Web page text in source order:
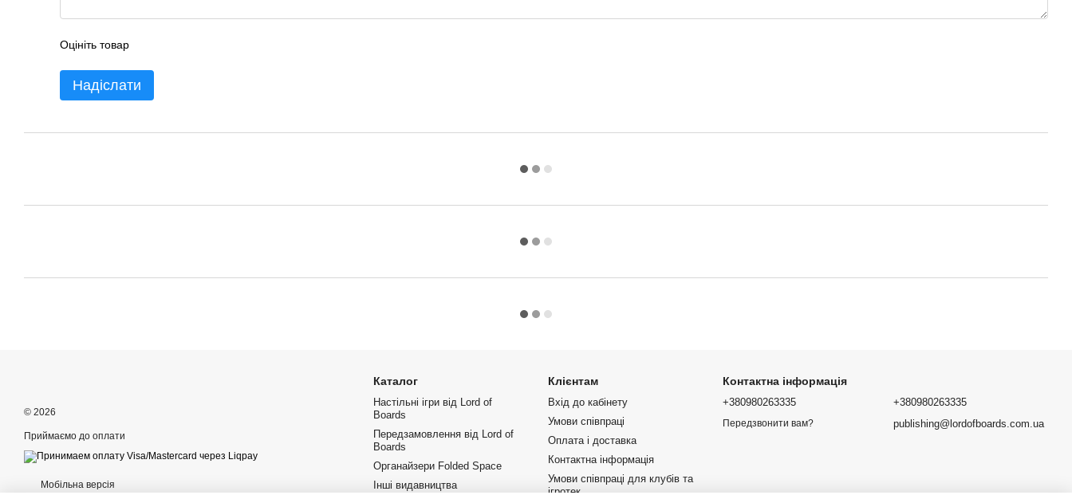
Оцініть товар
Надіслати
© 2026
Приймаємо до оплати
Мобільна версія
Каталог
Настільні ігри від Lord of
Boards
Передзамовлення від Lord of
Boards
Органайзери Folded Space
Інші видавництва
Клієнтам
Вхід до кабінету
Умови співпраці
Оплата і доставка
Контактна інформація
Умови співпраці для клубів та
ігротек
Контактна інформація
+380980263335
Передзвонити вам?
+380980263335
publishing@lordofboards.com.ua